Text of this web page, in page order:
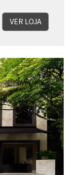
VER LOJA